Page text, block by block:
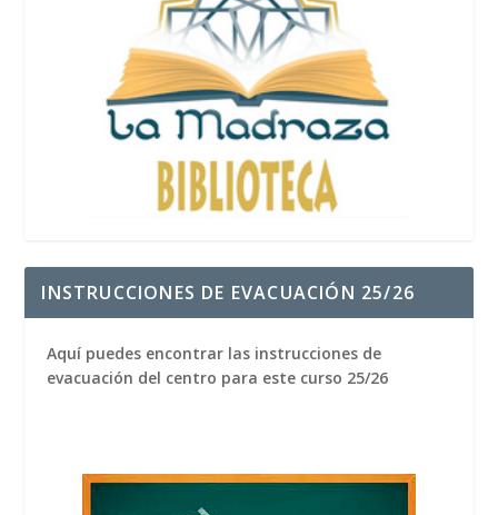
INSTRUCCIONES DE EVACUACIÓN 25/26
Aquí puedes encontrar las instrucciones de
evacuación del centro para este curso 25/26